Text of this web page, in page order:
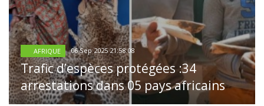
AFRIQUE 06 Sep 2025 21:58:08
Trafic d’espèces protégées :34
arrestations dans 05 pays africains